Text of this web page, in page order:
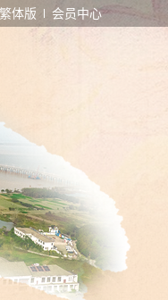
繁体版 会员中心